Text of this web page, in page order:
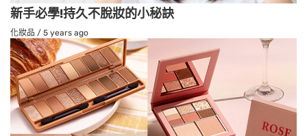
新手必學!持久不脫妝的小秘訣
化妝品 / 5 years ago